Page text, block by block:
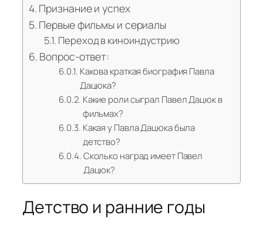
Признание и успех
Первые фильмы и сериалы
Переход в киноиндустрию
Вопрос-ответ:
Какова краткая биография Павла
Дацюка?
Какие роли сыграл Павел Дацюк в
фильмах?
Какая у Павла Дацюка была
детство?
Сколько наград имеет Павел
Дацюк?
Детство и ранние годы